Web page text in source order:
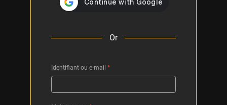
Or
Identifiant ou e-mail *